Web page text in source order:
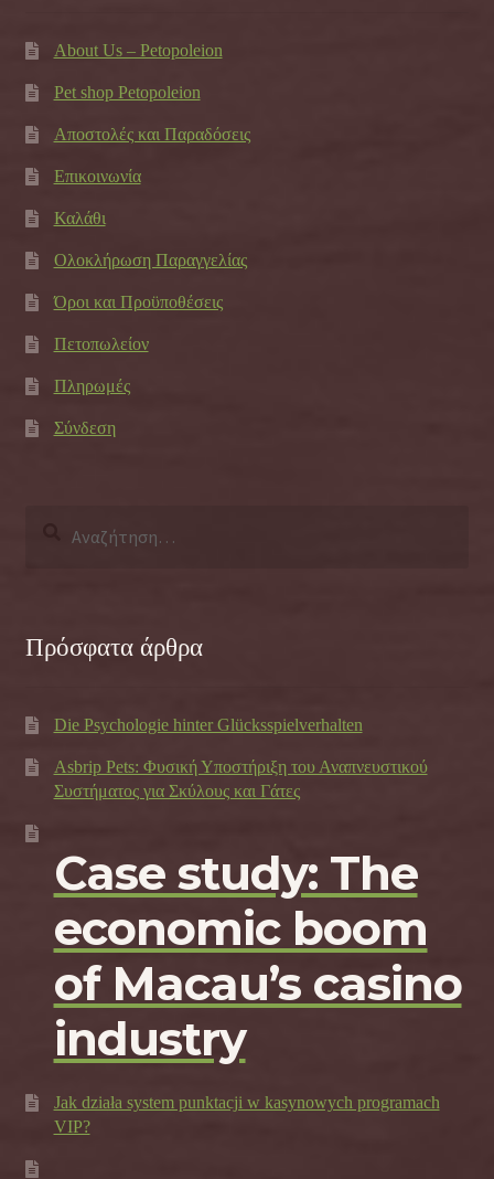
About Us – Petopoleion
Pet shop Petopoleion
Αποστολές και Παραδόσεις
Επικοινωνία
Καλάθι
Ολοκλήρωση Παραγγελίας
Όροι και Προϋποθέσεις
Πετοπωλείον
Πληρωμές
Σύνδεση
Πρόσφατα άρθρα
Die Psychologie hinter Glücksspielverhalten
Asbrip Pets: Φυσική Υποστήριξη του Αναπνευστικού
Συστήματος για Σκύλους και Γάτες
Case study: The
economic boom
of Macau’s casino
industry
Jak działa system punktacji w kasynowych programach
VIP?